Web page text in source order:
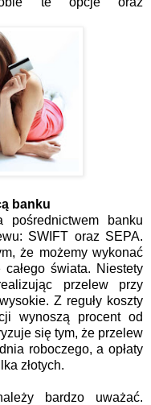
banku
banku
SWIFT oraz SEPA.
że możemy wykonać
świata. Niestety
przelew przy
Z reguły koszty
wynoszą procent od
się tym, że przelew
roboczego, a opłaty
złotych.
bardzo uważać.